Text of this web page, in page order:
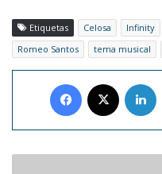
Etiquetas Celosa Infinity
Romeo Santos
tema musical
Facebook